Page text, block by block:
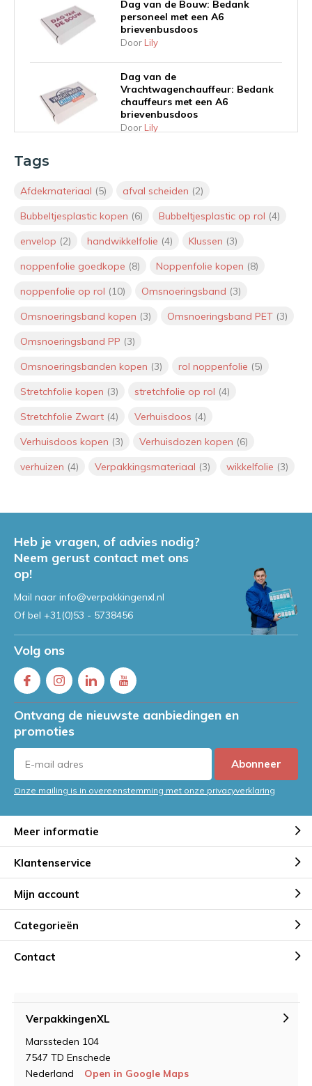
Dag van de Bouw: Bedank
personeel met een A6
brievenbusdoos
Door Lily
Dag van de
Vrachtwagenchauffeur: Bedank
chauffeurs met een A6
brievenbusdoos
Door Lily
themaverpakking
Interview Lily van Maanen: Jouw
VerpakkingenXL
Interview met Roderick Klaver:
VerpakkingenXL
Mag een pizzadoos bij het oud
over recycling
Onze luchtkussen enveloppen
zijn nu klaar voor verzending
DoorJeroen
Handwikkelfolie controleren?
Probeer hier onze calculator!
Tags
Afdekmateriaal (5) afval scheiden (2)
Bubbeltjesplastic kopen (6) Bubbeltjesplastic op rol (4)
envelop (2) handwikkelfolie (4) Klussen (3)
noppenfolie goedkope (8) Noppenfolie kopen (8)
noppenfolie op rol (10) Omsnoeringsband (3)
Omsnoeringsband kopen (3) Omsnoeringsband PET (3)
Omsnoeringsband PP (3)
Omsnoeringsbanden kopen (3) rol noppenfolie (5)
Stretchfolie kopen (3) stretchfolie op rol (4)
Stretchfolie Zwart (4) Verhuisdoos (4)
Verhuisdoos kopen (3) Verhuisdozen kopen (6)
verhuizen (4) Verpakkingsmateriaal (3) wikkelfolie (3)
Heb je vragen, of advies nodig?
Neem gerust contact met ons
op!
Mail naar info@verpakkingenxl.nl
Of bel +31(0)53 - 5738456
Volg ons
Ontvang de nieuwste aanbiedingen en
promoties
Abonneer
Onze mailing is in overeenstemming met onze privacyverklaring
Meer informatie
Klantenservice
Mijn account
Categorieën
Contact
VerpakkingenXL
Marssteden 104
7547 TD Enschede
Nederland
Open in Google Maps